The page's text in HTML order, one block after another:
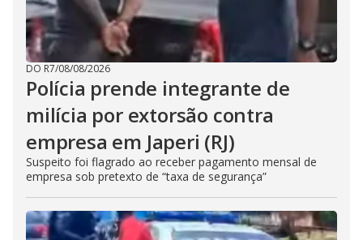
DO R7/08/08/2026
Polícia prende integrante de
milícia por extorsão contra
empresa em Japeri (RJ)
Suspeito foi flagrado ao receber pagamento mensal de
empresa sob pretexto de “taxa de segurança”